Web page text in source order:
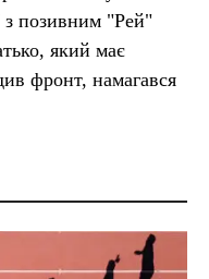
позивним "Рей"
який має
фронт, намагався